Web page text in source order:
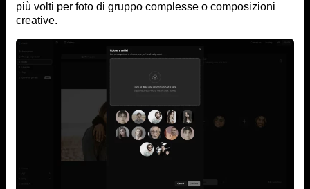
più volti per foto di gruppo complesse o composizioni
creative.